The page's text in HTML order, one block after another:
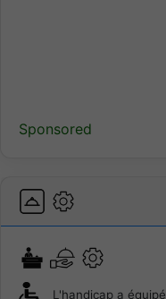
Sponsored
L'handicap a équipé